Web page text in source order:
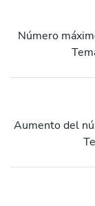
Número
Aumento del